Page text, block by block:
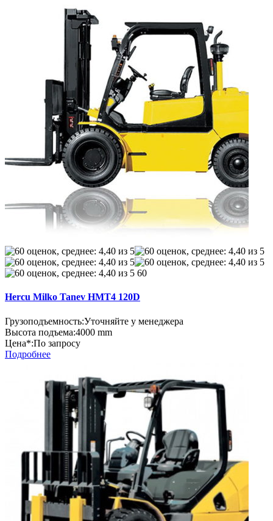
60
Hercu Milko Tanev HMT4 120D
Грузоподъемность:Уточняйте у менеджера
Высота подъема:4000 mm
Цена*:По запросу
Подробнее